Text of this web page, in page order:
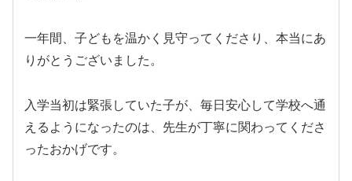
一年間、子どもを温かく見守ってくださり、本当にあ
りがとうございました。
入学当初は緊張していた子が、毎日安心して学校へ通
えるようになったのは、先生が丁寧に関わってくださ
ったおかげです。